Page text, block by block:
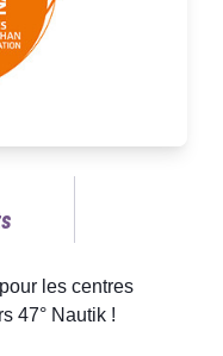
les centres
47° Nautik !